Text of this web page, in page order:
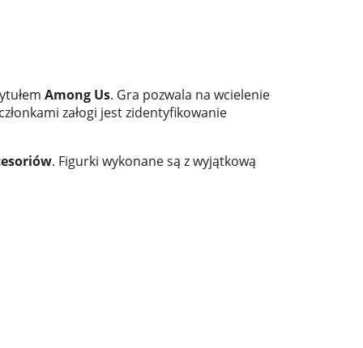
Among Us. Gra pozwala na wcielenie
załogi jest zidentyfikowanie
. Figurki wykonane są z wyjątkową